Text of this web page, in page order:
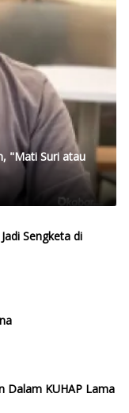
"Mati Suri atau
Sengketa di
Dalam KUHAP Lama